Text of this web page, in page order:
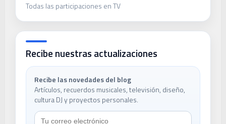
Todas las participaciones en TV
Recibe nuestras actualizaciones
Recibe las novedades del blog
Artículos, recuerdos musicales, televisión, diseño,
cultura DJ y proyectos personales.